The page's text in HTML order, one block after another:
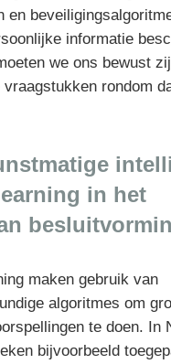
en
informatie
we ons bewust
vraagstukken rondom
in het
maken gebruik van
algoritmes om
te doen. In
bijvoorbeeld